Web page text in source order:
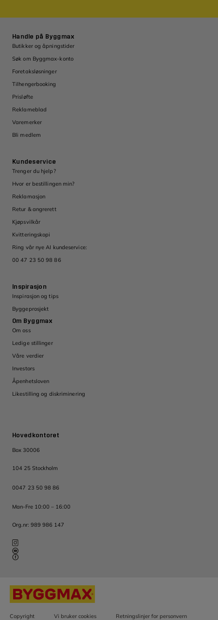
Hovedkontoret
Box 30006
104 25 Stockholm
0047 23 50 98 86
Man-Fre 10:00 – 16:00
Org.nr: 989 986 147
Handle på Byggmax
Butikker og åpningstider
Søk om Byggmax-konto
Foretaksløsninger
Tilhengerbooking
Prisløfte
Reklameblad
Varemerker
Bli medlem
Kundeservice
Trenger du hjelp?
Hvor er bestillingen min?
Reklamasjon
Retur & angrerett
Kjøpsvilkår
Kvitteringskopi
Ring vår nye AI kundeservice:
00 47 23 50 98 86
Inspirasjon
Inspirasjon og tips
Byggeprosjekt
Om Byggmax
Om oss
Ledige stillinger
Våre verdier
Investors
Åpenhetsloven
Likestilling og diskriminering
Copyright Vi bruker cookies Retningslinjer for personvern